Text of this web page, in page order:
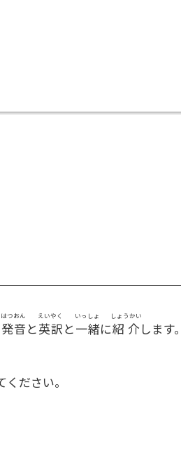
発音
はつおん
と英訳
えいやく
と一緒
いっしょ
に紹介
しょうかい
します。
ください。